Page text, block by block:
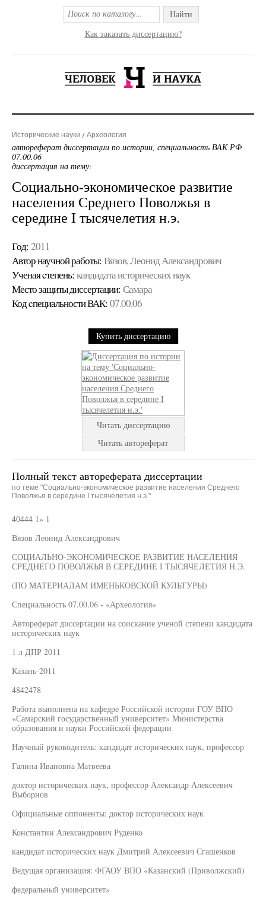
Найти
Как заказать диссертацию?
Исторические науки Археология
автореферат диссертации по истории, специальность ВАК РФ
07.00.06
диссертация на тему:
Социально-экономическое развитие
населения Среднего Поволжья в
середине I тысячелетия н.э.
Год: 2011
Автор научной работы: Вязов, Леонид Александрович
Ученая cтепень: кандидата исторических наук
Место защиты диссертации: Самара
Код cпециальности ВАК: 07.00.06
Купить диссертацию
Читать диссертацию
Читать автореферат
Полный текст автореферата диссертации
по теме "Социально-экономическое развитие населения Среднего
Поволжья в середине I тысячелетия н.э."
40444 1» 1
Вязов Леонид Александрович
СОЦИАЛЬНО-ЭКОНОМИЧЕСКОЕ РАЗВИТИЕ НАСЕЛЕНИЯ
СРЕДНЕГО ПОВОЛЖЬЯ В СЕРЕДИНЕ I ТЫСЯЧЕЛЕТИЯ Н.Э.
(ПО МАТЕРИАЛАМ ИМЕНЬКОВСКОЙ КУЛЬТУРЫ)
Специальность 07.00.06 - «Археология»
Автореферат диссертации на соискание ученой степени кандидата
исторических наук
1 л ДПР 2011
Казань-2011
4842478
Работа выполнена на кафедре Российской истории ГОУ ВПО
«Самарский государственный университет» Министерства
образования и науки Российской федерации
Научный руководитель: кандидат исторических наук, профессор
Галина Ивановна Матвеева
доктор исторических наук, профессор Александр Алексеевич
Выборнов
Официальные оппоненты: доктор исторических наук
Константин Александрович Руденко
кандидат исторических наук Дмитрий Алексеевич Сгашенков
Ведущая организация: ФГАОУ ВПО «Казанский (Приволжский)
федеральный университет»